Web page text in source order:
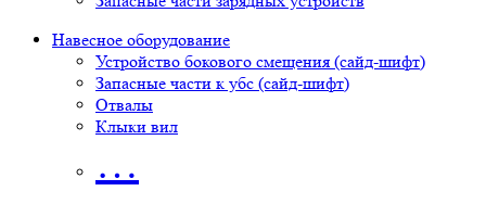
Навесное оборудование
Устройство бокового смещения (сайд-шифт)
Запасные части к убс (сайд-шифт)
Отвалы
Клыки вил
…